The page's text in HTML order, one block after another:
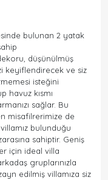
bulunan 2 yatak
düşünülmüş
keyiflendirecek ve siz
isteğini
havuz kısmı
sağlar. Bu
misafilrerimize de
bulunduğu
sahiptir. Geniş
için ideal villa
gruplarınızla
edilmiş villamıza siz